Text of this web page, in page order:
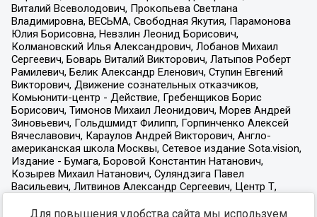
Для повышения удобства сайта мы используем